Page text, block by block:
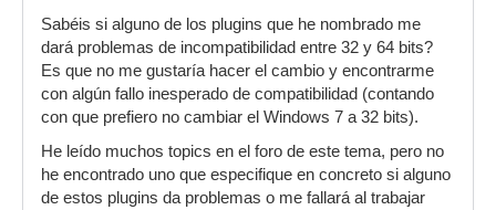
Sabéis si alguno de los plugins que he nombrado me
dará problemas de incompatibilidad entre 32 y 64 bits?
Es que no me gustaría hacer el cambio y encontrarme
con algún fallo inesperado de compatibilidad (contando
con que prefiero no cambiar el Windows 7 a 32 bits).
He leído muchos topics en el foro de este tema, pero no
he encontrado uno que especifique en concreto si alguno
de estos plugins da problemas o me fallará al trabajar